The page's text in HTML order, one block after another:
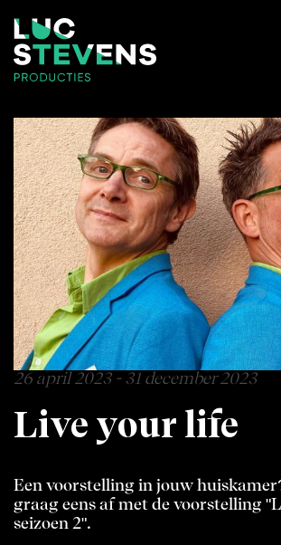
26 april 2023 - 31 december 2023
Live your life
Een voorstelling in jouw
graag eens af met de voorstelling
seizoen 2".